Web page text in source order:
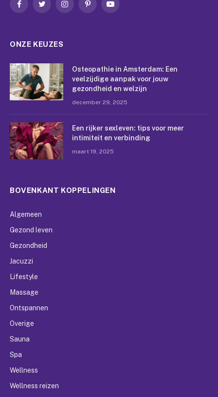
FacebookTwitterInstagramPinterestYouTube
ONZE KEUZES
Osteopathie in Amsterdam: Een
veelzijdige aanpak voor jouw
gezondheid en welzijn
december 29, 2025
Een rijker sexleven: tips voor meer
intimiteit en verbinding
maart 19, 2025
BOVENKANT KOPPELINGEN
Algemeen
Gezond leven
Gezondheid
Jacuzzi
Lifestyle
Massage
Ontspannen
Overige
Sauna
Spa
Wellness
Wellness reizen